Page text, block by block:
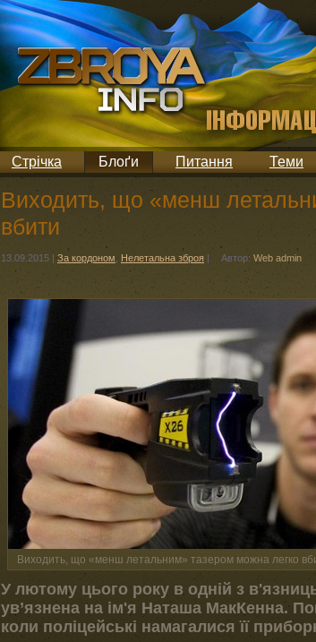
Стрічка Блоґи Питання Теми
Виходить, що «менш
вбити
13.09.2015 | За кордоном Нелетальна зброя | Автор: Web admin
Виходить, що «менш летальним» тазером можна легко
У лютому цього року в одній з
ув’язнена на ім'я Наташа МакКенна.
коли поліцейські намагалися її